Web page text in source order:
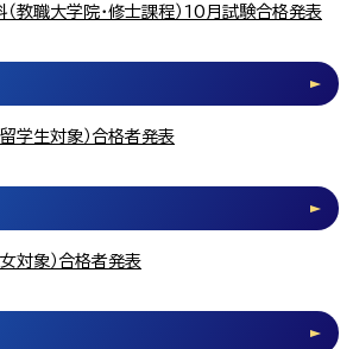
教職大学院・修士課程）10月試験合格発表
学生対象）合格者発表
対象）合格者発表